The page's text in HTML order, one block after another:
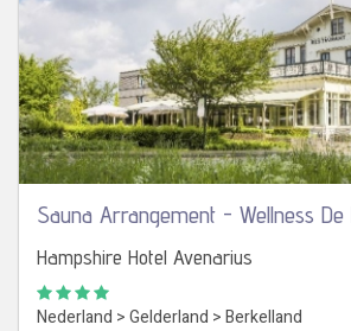
Sauna Arrangement - Wellness
Hampshire Hotel Avenarius
Nederland >Gelderland >Berkelland